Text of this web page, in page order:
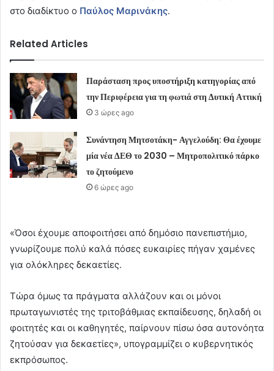
στο διαδίκτυο ο Παύλος Μαρινάκης.
Related Articles
Παράσταση προς υποστήριξη κατηγορίας από
την Περιφέρεια για τη φωτιά στη Δυτική Αττική
3 ώρες ago
Συνάντηση Μητσοτάκη- Αγγελούδη: Θα έχουμε
μία νέα ΔΕΘ το 2030 – Μητροπολιτικό πάρκο
το ζητούμενο
6 ώρες ago
«Όσοι έχουμε αποφοιτήσει από δημόσιο πανεπιστήμιο,
γνωρίζουμε πολύ καλά πόσες ευκαιρίες πήγαν χαμένες
για ολόκληρες δεκαετίες.
Τώρα όμως τα πράγματα αλλάζουν και οι μόνοι
πρωταγωνιστές της τριτοβάθμιας εκπαίδευσης, δηλαδή οι
φοιτητές και οι καθηγητές, παίρνουν πίσω όσα αυτονόητα
ζητούσαν για δεκαετίες», υπογραμμίζει ο κυβερνητικός
εκπρόσωπος.